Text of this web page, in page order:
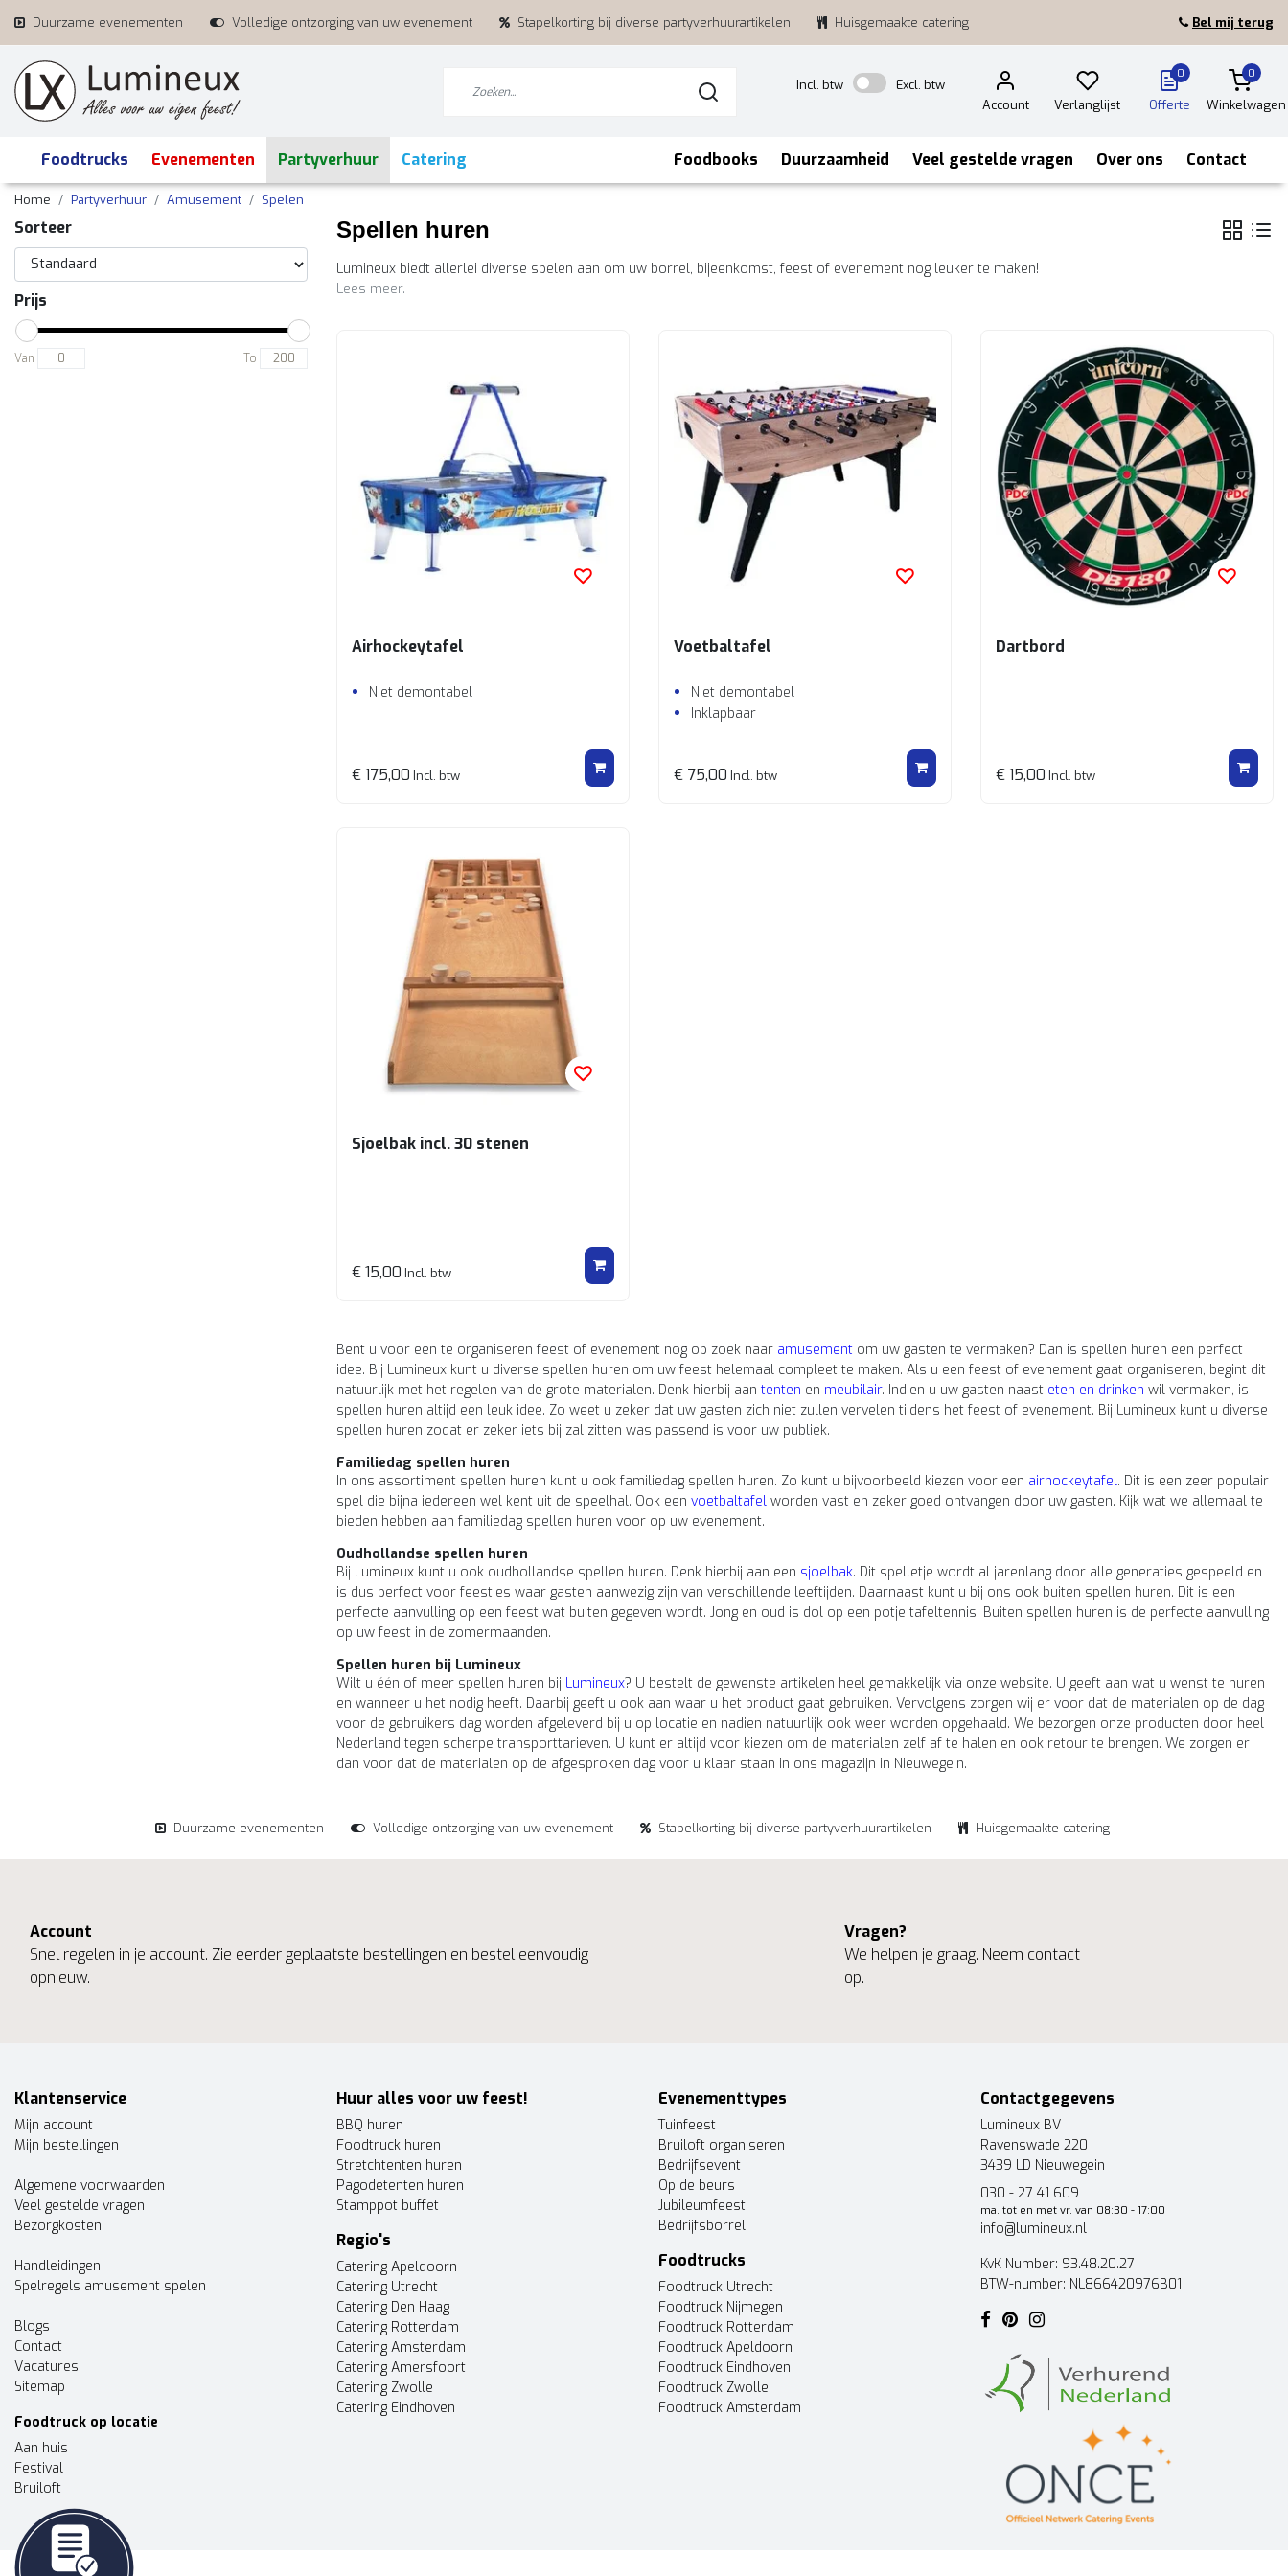
Duurzame evenementen Volledige ontzorging van uw evenement Stapelkorting bij diverse partyverhuurartikelen Huisgemaakte catering Bel mij terug
Incl. btw
Excl. btw
Account
Verlanglijst
0
Offerte
0
Winkelwagen
Foodtrucks Evenementen Partyverhuur Catering Foodbooks Duurzaamheid Veel gestelde vragen Over ons Contact
Home Partyverhuur Amusement Spelen
Sorteer
Prijs
Van To
Spellen huren
Lumineux biedt allerlei diverse spelen aan om uw borrel, bijeenkomst, feest of evenement nog leuker te maken!
Lees meer.
Airhockeytafel
Niet demontabel
€ 175,00 Incl. btw
Voetbaltafel
Niet demontabel
Inklapbaar
€ 75,00 Incl. btw
Dartbord
€ 15,00 Incl. btw
Sjoelbak incl. 30 stenen
€ 15,00 Incl. btw
Bent u voor een te organiseren feest of evenement nog op zoek naar amusement om uw gasten te vermaken? Dan is spellen huren een perfect
idee. Bij Lumineux kunt u diverse spellen huren om uw feest helemaal compleet te maken. Als u een feest of evenement gaat organiseren, begint dit
natuurlijk met het regelen van de grote materialen. Denk hierbij aan tenten en meubilair. Indien u uw gasten naast eten en drinken wil vermaken, is
spellen huren altijd een leuk idee. Zo weet u zeker dat uw gasten zich niet zullen vervelen tijdens het feest of evenement. Bij Lumineux kunt u diverse
spellen huren zodat er zeker iets bij zal zitten was passend is voor uw publiek.
Familiedag spellen huren
In ons assortiment spellen huren kunt u ook familiedag spellen huren. Zo kunt u bijvoorbeeld kiezen voor een airhockeytafel. Dit is een zeer populair
spel die bijna iedereen wel kent uit de speelhal. Ook een voetbaltafel worden vast en zeker goed ontvangen door uw gasten. Kijk wat we allemaal te
bieden hebben aan familiedag spellen huren voor op uw evenement.
Oudhollandse spellen huren
Bij Lumineux kunt u ook oudhollandse spellen huren. Denk hierbij aan een sjoelbak. Dit spelletje wordt al jarenlang door alle generaties gespeeld en
is dus perfect voor feestjes waar gasten aanwezig zijn van verschillende leeftijden. Daarnaast kunt u bij ons ook buiten spellen huren. Dit is een
perfecte aanvulling op een feest wat buiten gegeven wordt. Jong en oud is dol op een potje tafeltennis. Buiten spellen huren is de perfecte aanvulling
op uw feest in de zomermaanden.
Spellen huren bij Lumineux
Wilt u één of meer spellen huren bij Lumineux? U bestelt de gewenste artikelen heel gemakkelijk via onze website. U geeft aan wat u wenst te huren
en wanneer u het nodig heeft. Daarbij geeft u ook aan waar u het product gaat gebruiken. Vervolgens zorgen wij er voor dat de materialen op de dag
voor de gebruikers dag worden afgeleverd bij u op locatie en nadien natuurlijk ook weer worden opgehaald. We bezorgen onze producten door heel
Nederland tegen scherpe transporttarieven. U kunt er altijd voor kiezen om de materialen zelf af te halen en ook retour te brengen. We zorgen er
dan voor dat de materialen op de afgesproken dag voor u klaar staan in ons magazijn in Nieuwegein.
Duurzame evenementen Volledige ontzorging van uw evenement Stapelkorting bij diverse partyverhuurartikelen Huisgemaakte catering
Account
Snel regelen in je account. Zie eerder geplaatste bestellingen en bestel eenvoudig
opnieuw.
Vragen?
We helpen je graag. Neem contact
op.
Klantenservice
Mijn account
Mijn bestellingen
Algemene voorwaarden
Veel gestelde vragen
Bezorgkosten
Handleidingen
Spelregels amusement spelen
Blogs
Contact
Vacatures
Sitemap
Foodtruck op locatie
Aan huis
Festival
Bruiloft
Huur alles voor uw feest!
BBQ huren
Foodtruck huren
Stretchtenten huren
Pagodetenten huren
Stamppot buffet
Regio's
Catering Apeldoorn
Catering Utrecht
Catering Den Haag
Catering Rotterdam
Catering Amsterdam
Catering Amersfoort
Catering Zwolle
Catering Eindhoven
Evenementtypes
Tuinfeest
Bruiloft organiseren
Bedrijfsevent
Op de beurs
Jubileumfeest
Bedrijfsborrel
Foodtrucks
Foodtruck Utrecht
Foodtruck Nijmegen
Foodtruck Rotterdam
Foodtruck Apeldoorn
Foodtruck Eindhoven
Foodtruck Zwolle
Foodtruck Amsterdam
Contactgegevens
Lumineux BV
Ravenswade 220
3439 LD Nieuwegein
030 - 27 41 609
ma. tot en met vr. van 08:30 - 17:00
info@lumineux.nl
KvK Number: 93.48.20.27
BTW-number: NL866420976B01